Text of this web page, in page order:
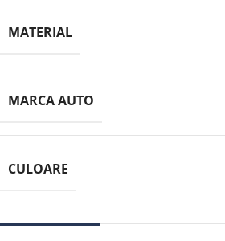
MATERIAL
MARCA AUTO
CULOARE